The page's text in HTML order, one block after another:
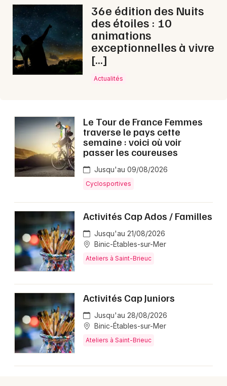
Magazine à Saint-Brieuc
22 - Côtes d'Armor
Choisir mes départements
Mon email
Je m'abonne
36e édition des Nuits
des étoiles : 10
animations
exceptionnelles à vivre
[…]
Actualités
Le Tour de France Femmes
traverse le pays cette
semaine : voici où voir
passer les coureuses
Jusqu'au 09/08/2026
Cyclosportives
Activités Cap Ados / Familles
Jusqu'au 21/08/2026
Binic-Étables-sur-Mer
Ateliers à Saint-Brieuc
Activités Cap Juniors
Jusqu'au 28/08/2026
Binic-Étables-sur-Mer
Ateliers à Saint-Brieuc